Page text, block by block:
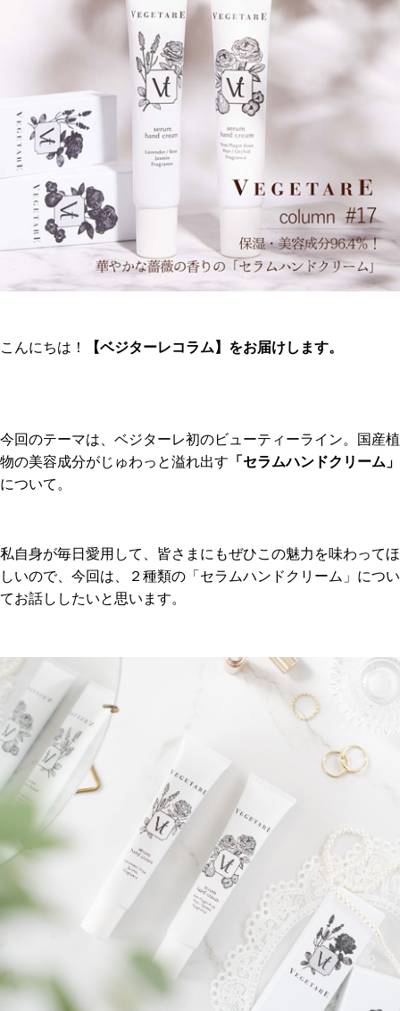
こんにちは！ 【ベジターレコラム】をお届けします。
今回のテーマは、ベジターレ初のビューティーライン。国産植
物の美容成分がじゅわっと溢れ出す 「セラムハンドクリーム」
について。
私自身が毎日愛用して、皆さまにもぜひこの魅力を味わってほ
しいので、今回は、２種類の「セラムハンドクリーム」につい
てお話ししたいと思います。